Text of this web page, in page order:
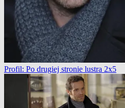
Profil: Po drugiej stronie lustra 2x5